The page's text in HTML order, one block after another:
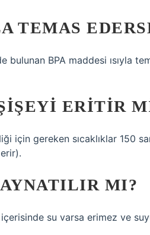
TEMAS
bulunan BPA maddesi ısıyla
ERITIR
için gereken sıcaklıklar 150
MI?
su varsa erimez ve